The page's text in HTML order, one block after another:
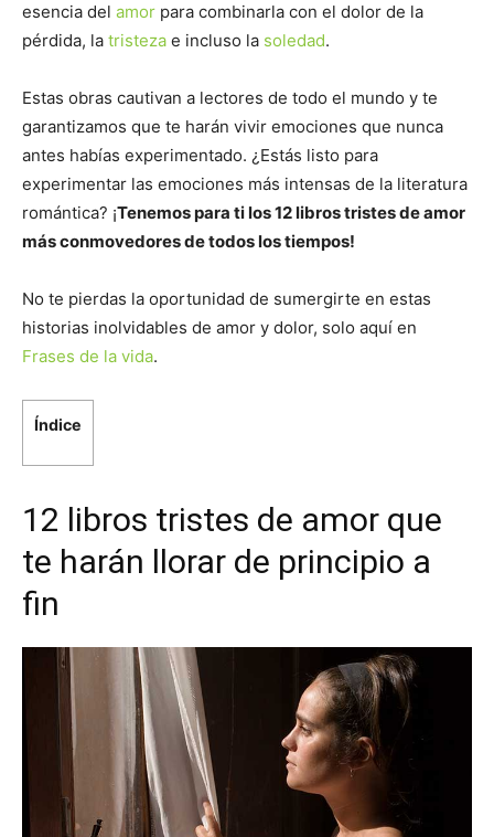
esencia del amor para combinarla con el dolor de la
pérdida, la tristeza e incluso la soledad.
Estas obras cautivan a lectores de todo el mundo y te
garantizamos que te harán vivir emociones que nunca
antes habías experimentado. ¿Estás listo para
experimentar las emociones más intensas de la literatura
romántica? ¡Tenemos para ti los 12 libros tristes de amor
más conmovedores de todos los tiempos!
No te pierdas la oportunidad de sumergirte en estas
historias inolvidables de amor y dolor, solo aquí en
Frases de la vida.
Índice
12 libros tristes de amor que
te harán llorar de principio a
fin